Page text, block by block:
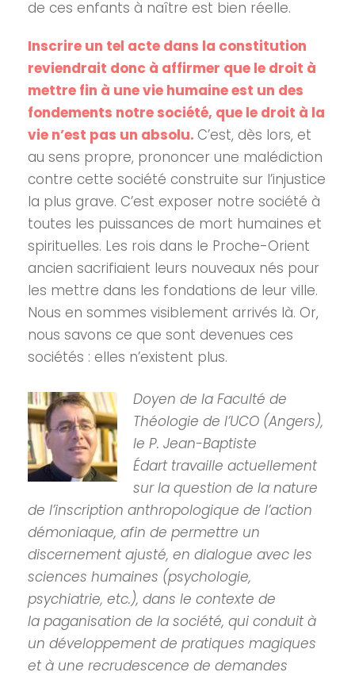
de ces enfants à naître est bien réelle.
Inscrire un tel acte dans la constitution
reviendrait donc à affirmer que le droit à
mettre fin à une vie humaine est un des
fondements notre société, que le droit à la
vie n’est pas un absolu. C’est, dès lors, et
au sens propre, prononcer une malédiction
contre cette société construite sur l’injustice
la plus grave. C’est exposer notre société à
toutes les puissances de mort humaines et
spirituelles. Les rois dans le Proche-Orient
ancien sacrifiaient leurs nouveaux nés pour
les mettre dans les fondations de leur ville.
Nous en sommes visiblement arrivés là. Or,
nous savons ce que sont devenues ces
sociétés : elles n’existent plus.
Doyen de la Faculté de
Théologie de l’UCO (Angers),
le P. Jean-Baptiste
Édart travaille actuellement
sur la question de la nature
de l’inscription anthropologique de l’action
démoniaque, afin de permettre un
discernement ajusté, en dialogue avec les
sciences humaines (psychologie,
psychiatrie, etc.), dans le contexte de
la paganisation de la société, qui conduit à
un développement de pratiques magiques
et à une recrudescence de demandes